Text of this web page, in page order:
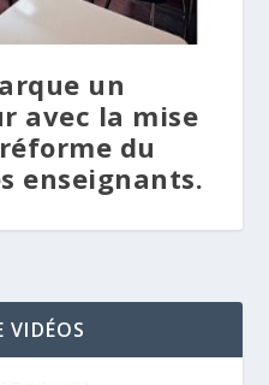
un
avec la mise
du
enseignants.
VIDÉOS